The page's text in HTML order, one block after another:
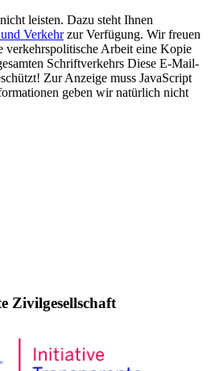
leisten. Dazu steht Ihnen
Verkehrzur Verfügung. Wir freuen
verkehrspolitische Arbeit eine Kopie
Schriftverkehrs Diese E-Mail-
Zur Anzeige muss JavaScript
geben wir natürlich nicht
Zivilgesellschaft